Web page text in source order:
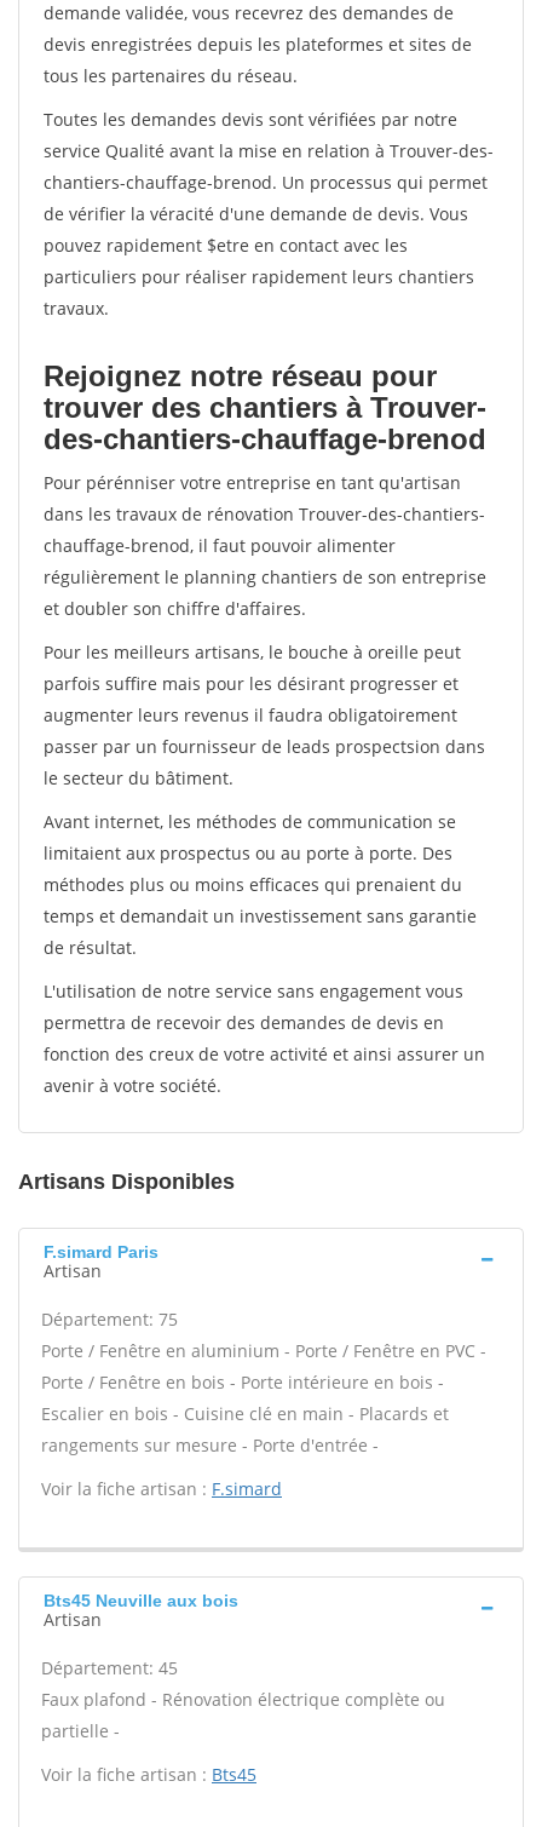
demande validée, vous recevrez des demandes de
devis enregistrées depuis les plateformes et sites de
tous les partenaires du réseau.
Toutes les demandes devis sont vérifiées par notre
service Qualité avant la mise en relation à Trouver-des-
chantiers-chauffage-brenod. Un processus qui permet
de vérifier la véracité d'une demande de devis. Vous
pouvez rapidement $etre en contact avec les
particuliers pour réaliser rapidement leurs chantiers
travaux.
Rejoignez notre réseau pour
trouver des chantiers à Trouver-
des-chantiers-chauffage-brenod
Pour pérénniser votre entreprise en tant qu'artisan
dans les travaux de rénovation Trouver-des-chantiers-
chauffage-brenod, il faut pouvoir alimenter
régulièrement le planning chantiers de son entreprise
et doubler son chiffre d'affaires.
Pour les meilleurs artisans, le bouche à oreille peut
parfois suffire mais pour les désirant progresser et
augmenter leurs revenus il faudra obligatoirement
passer par un fournisseur de leads prospectsion dans
le secteur du bâtiment.
Avant internet, les méthodes de communication se
limitaient aux prospectus ou au porte à porte. Des
méthodes plus ou moins efficaces qui prenaient du
temps et demandait un investissement sans garantie
de résultat.
L'utilisation de notre service sans engagement vous
permettra de recevoir des demandes de devis en
fonction des creux de votre activité et ainsi assurer un
avenir à votre société.
Artisans Disponibles
F.simard Paris
Artisan
Département: 75
Porte / Fenêtre en aluminium - Porte / Fenêtre en PVC -
Porte / Fenêtre en bois - Porte intérieure en bois -
Escalier en bois - Cuisine clé en main - Placards et
rangements sur mesure - Porte d'entrée -
Voir la fiche artisan : F.simard
Bts45 Neuville aux bois
Artisan
Département: 45
Faux plafond - Rénovation électrique complète ou
partielle -
Voir la fiche artisan : Bts45